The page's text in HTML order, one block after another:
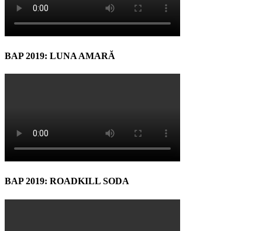
BAP 2019: LUNA AMARĂ
BAP 2019: ROADKILL SODA